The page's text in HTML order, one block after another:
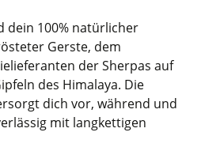
dein 100% natürlicher
Gerste, dem
der Sherpas auf
des Himalaya. Die
dich vor, während und
mit langkettigen